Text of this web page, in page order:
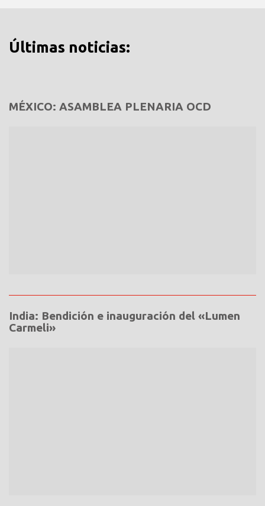
Últimas noticias:
MÉXICO: ASAMBLEA PLENARIA OCD
India: Bendición e inauguración del «Lumen
Carmeli»